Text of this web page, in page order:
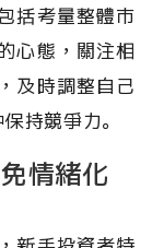
括考量整體市
心態，關注相
及時調整自己
持競爭力。
情緒化